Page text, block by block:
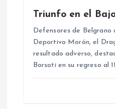
Triunfo en el
Defensores de Belgrano
Deportivo Morón, el
resultado adverso,
Borsoti en su regreso al